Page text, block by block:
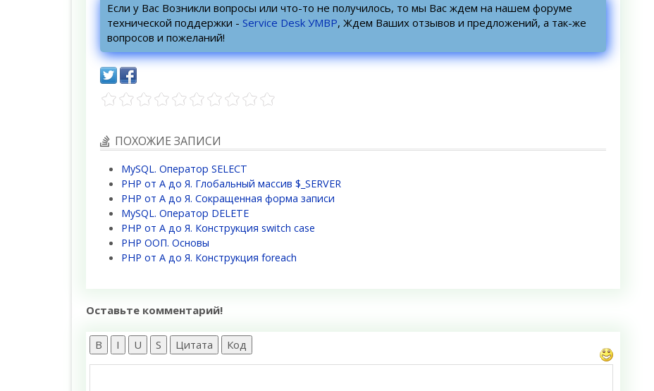
Если у Вас Возникли вопросы или что-то не получилось, то мы Вас ждем на нашем форуме
технической поддержки - Service Desk УМВР, Ждем Ваших отзывов и предложений, а так-же
вопросов и пожеланий!
ПОХОЖИЕ ЗАПИСИ
MySQL. Оператор SELECT
PHP от А до Я. Глобальный массив $_SERVER
PHP от А до Я. Сокращенная форма записи
MySQL. Оператор DELETE
PHP от А до Я. Конструкция switch case
PHP ООП. Основы
PHP от А до Я. Конструкция foreach
Оставьте комментарий!
B I U S Цитата Код